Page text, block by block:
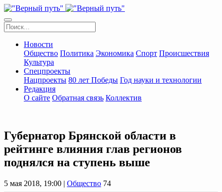
Новости
Общество Политика Экономика Спорт Происшествия
Культура
Спецпроекты
Нацпроекты 80 лет Победы Год науки и технологии
Редакция
О сайте Обратная связь Коллектив
Губернатор Брянской области в
рейтинге влияния глав регионов
поднялся на ступень выше
5 мая 2018, 19:00 | Общество 74